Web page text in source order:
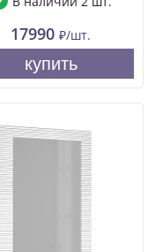
17990 ₽/шт.
купить